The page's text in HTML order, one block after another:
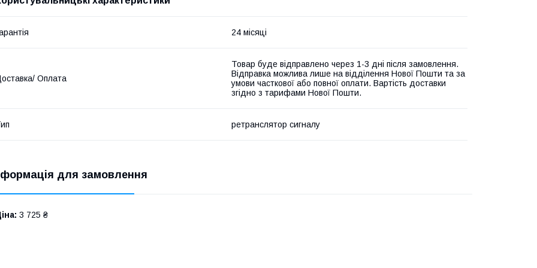
24 місяці
Оплата
Товар буде відправлено через 1-3 дні після замовлення.
Відправка можлива лише на відділення Нової Пошти та за
умови часткової або повної оплати. Вартість доставки
згідно з тарифами Нової Пошти.
ретранслятор сигналу
для замовлення
3 725 ₴